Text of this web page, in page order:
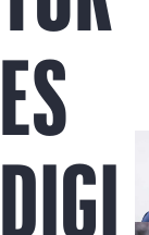
ES
DIGI